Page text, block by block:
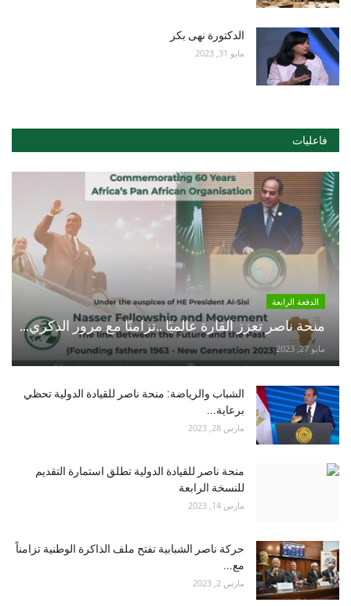
الدكتورة نهى بكر
مايو 31, 2023
فاعليات
الدفعة الرابعة
منحة ناصر تعزز القارة عالميًا ..تزامنًا مع مرور الذكري...
مايو 27, 2023
الشباب والرياضة: منحة ناصر للقيادة الدولية تحظي
برعاية...
مارس 28, 2023
منحة ناصر للقيادة الدولية تطلق استمارة التقديم
للنسخة الرابعة
مارس 14, 2023
حركة ناصر الشبابية تفتح ملف الذاكرة الوطنية تزامناً
مع...
مارس 2, 2023